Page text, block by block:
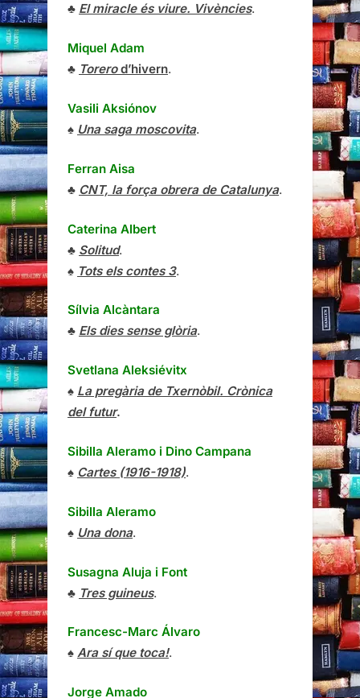
♣ El miracle és viure. Vivències.
Miquel Adam
♣ Torerod’hivern.
Vasili Aksiónov
♠ Una saga moscovita.
Ferran Aisa
♣ CNT, la força obrera de Catalunya.
Caterina Albert
♣ Solitud.
♠ Tots els contes 3.
Sílvia Alcàntara
♣ Els dies sense glòria.
Svetlana Aleksiévitx
♠ La pregària de Txernòbil. Crònica
del futur.
Sibilla Aleramo i Dino Campana
♠ Cartes (1916-1918).
Sibilla Aleramo
♠ Una dona.
Susagna Aluja i Font
♣ Tres guineus.
Francesc-Marc Álvaro
♠ Ara sí que toca!.
Jorge Amado